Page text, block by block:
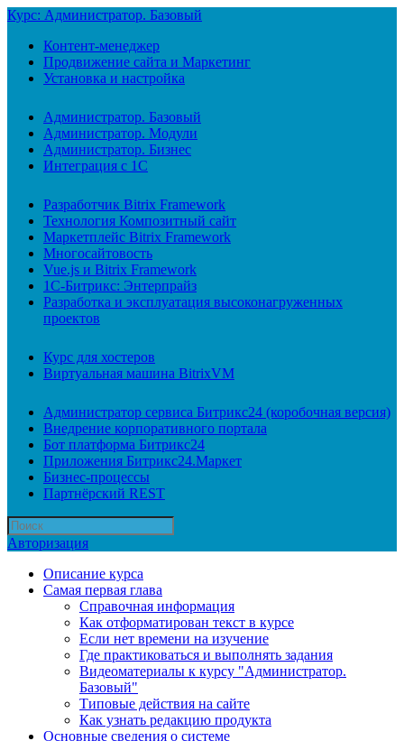
Курс: Администратор. Базовый
Контент-менеджер
Продвижение сайта и Маркетинг
Установка и настройка
Администратор. Базовый
Администратор. Модули
Администратор. Бизнес
Интеграция с 1С
Разработчик Bitrix Framework
Технология Композитный сайт
Маркетплейс Bitrix Framework
Многосайтовость
Vue.js и Bitrix Framework
1С-Битрикс: Энтерпрайз
Разработка и эксплуатация высоконагруженных
проектов
Курс для хостеров
Виртуальная машина BitrixVM
Администратор сервиса Битрикс24 (коробочная версия)
Внедрение корпоративного портала
Бот платформа Битрикс24
Приложения Битрикс24.Маркет
Бизнес-процессы
Партнёрский REST
Авторизация
Описание курса
Самая первая глава
Справочная информация
Как отформатирован текст в курсе
Если нет времени на изучение
Где практиковаться и выполнять задания
Видеоматериалы к курсу "Администратор.
Базовый"
Типовые действия на сайте
Как узнать редакцию продукта
Основные сведения о системе